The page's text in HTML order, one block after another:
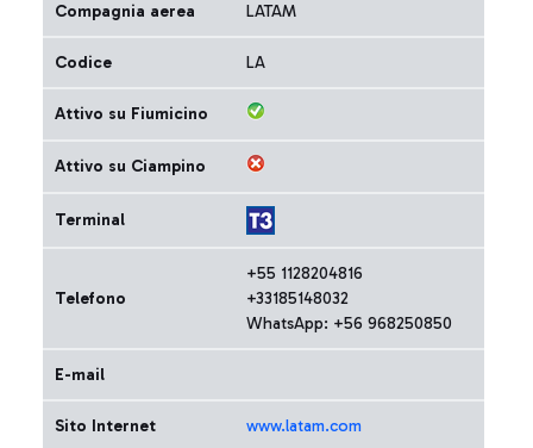
Compagnia aerea LATAM
Codice LA
Attivo su Fiumicino
Attivo su Ciampino
Terminal
Telefono
+55 1128204816
+33185148032
WhatsApp: +56 968250850
E-mail
Sito Internet www.latam.com